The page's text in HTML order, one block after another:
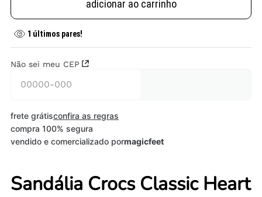
adicionar ao carrinho
1 últimos pares!
Não sei meu CEP
frete grátisconfira as regras
compra 100% segura
vendido e comercializado pormagicfeet
Sandália Crocs Classic Heart